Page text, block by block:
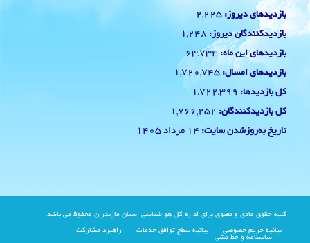
بازدیدهای دیروز: 2,225
بازدیدکنندگان دیروز: 1,248
بازدیدهای این ماه: 63,734
بازدیدهای امسال: 1,720,745
کل بازدیدها: 1,722,399
کل بازدیدکنند‌گان: 1,766,252
تاریخ به‌روزشدن سایت: 14 مرداد 1405
کلیه حقوق مادی و معنوی برای اداره کل هواشناسی استان مازندران محفوظ می باشد.
بیانیه حریم خصوصی بیانیه سطح توافق خدمات
راهبرد مشارکت
اساسنامه و خط مشی